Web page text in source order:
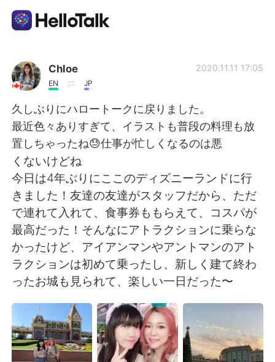
語学交換アプリ
AI Grammar Checker
日本語
English 简体中文
繁體中文 Español
العربية Français
Deutsch 한국어
Русский ไทย
Indonesia Italiano
Chloe
EN JP
2020.11.11 17:05
久しぶりにハロートークに戻りました。
最近色々ありすぎて、イラストも普段の料理も放
置しちゃったね😓仕事が忙しくなるのは悪
くないけどね
今日は4年ぶりにここのディズニーランドに行
きました！友達の友達がスタッフだから、ただ
で連れて入れて、食事券ももらえて、コスパが
最高だった！そんなにアトラクションに乗らな
かったけど、アイアンマンやアントマンのアト
ラクションは初めて乗ったし、新しく建て終わ
ったお城も見られて、楽しい一日だった〜